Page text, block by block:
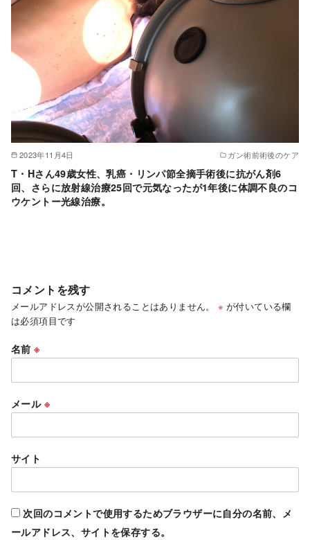
2023年11月4日 ガン術前術後のケア
T・Hさん49歳女性、乳癌・リンパ節全摘手術後に抗がん剤6
回、さらに放射線治療25回で元気なったが1年後に体調不良のコ
ウケントー光線治療。
コメントを残す
メールアドレスが公開されることはありません。 ※ が付いている欄
は必須項目です
名前※
メール ※
サイト
次回のコメントで使用するためブラウザーに自分の名前、メ
ールアドレス、サイトを保存する。